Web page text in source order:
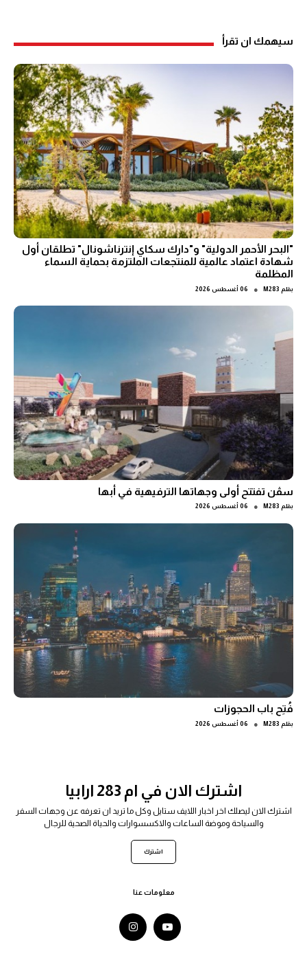
سيهمك ان تقرأ
"البحر الأحمر الدولية" و"دارك سكاي إنترناشونال" تطلقان أول
شهادة اعتماد عالمية للمنتجعات الملتزمة بحماية السماء
المظلمة
بقلم M283
● 06 أغسطس 2026
سڤن تفتتح أولى وجهاتها الترفيهية في أبها
بقلم M283
● 06 أغسطس 2026
فُتِح باب الحجوزات
بقلم M283
● 06 أغسطس 2026
اشترك الان في ام 283 ارابيا
اشترك الان ليصلك اخر اخبار اللايف ستايل وكل ما تريد ان تعرفه عن وجهات السفر
والسياحة وموضة الساعات والاكسسوارات والحياة الصحية للرجال
اشترك
معلومات عنا